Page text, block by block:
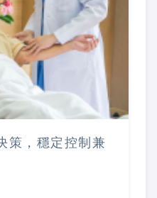
策，穩定控制兼